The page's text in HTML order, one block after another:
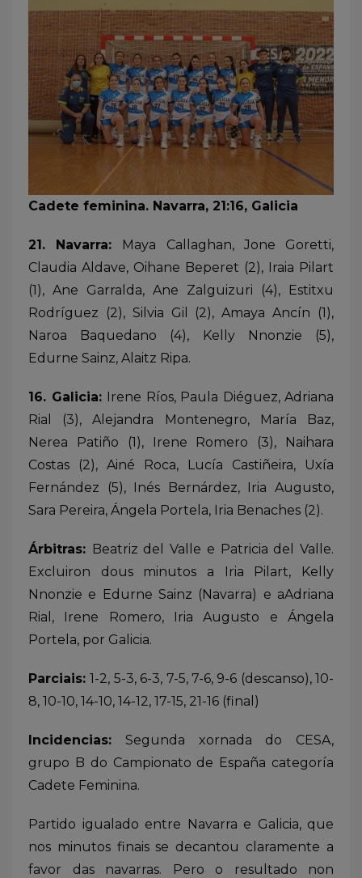
Cadete feminina. Navarra, 21:16, Galicia
21. Navarra: Maya Callaghan, Jone Goretti,
Claudia Aldave, Oihane Beperet (2), Iraia Pilart
(1), Ane Garralda, Ane Zalguizuri (4), Estitxu
Rodríguez (2), Silvia Gil (2), Amaya Ancín (1),
Naroa Baquedano (4), Kelly Nnonzie (5),
Edurne Sainz, Alaitz Ripa.
16. Galicia: Irene Ríos, Paula Diéguez, Adriana
Rial (3), Alejandra Montenegro, María Baz,
Nerea Patiño (1), Irene Romero (3), Naihara
Costas (2), Ainé Roca, Lucía Castiñeira, Uxía
Fernández (5), Inés Bernárdez, Iria Augusto,
Sara Pereira, Ángela Portela, Iria Benaches (2).
Árbitras: Beatriz del Valle e Patricia del Valle.
Excluiron dous minutos a Iria Pilart, Kelly
Nnonzie e Edurne Sainz (Navarra) e aAdriana
Rial, Irene Romero, Iria Augusto e Ángela
Portela, por Galicia.
Parciais:1-2, 5-3, 6-3, 7-5, 7-6, 9-6 (descanso), 10-
8, 10-10, 14-10, 14-12, 17-15, 21-16 (final)
Incidencias: Segunda xornada do CESA,
grupo B do Campionato de España categoría
Cadete Feminina.
Partido igualado entre Navarra e Galicia, que
nos minutos finais se decantou claramente a
favor das navarras. Pero o resultado non